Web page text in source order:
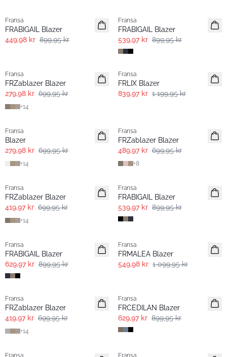
Fransa
FRABIGAIL Blazer
449,98 kr 899,95 kr
Fransa
FRABIGAIL Blazer
539,97 kr 899,95 kr
Extended size
Fransa
FRZablazer Blazer
279,98 kr 699,95 kr
+14
-30%
Fransa
FRLIX Blazer
839,97 kr 1 199,95 kr
Extended size
Fransa
Blazer
279,98 kr 699,95 kr
+14
Extended size
Fransa
FRZablazer Blazer
489,97 kr 699,95 kr
+8
Extended size
Fransa
FRZablazer Blazer
419,97 kr 699,95 kr
+14
Fransa
FRABIGAIL Blazer
539,97 kr 899,95 kr
Fransa
FRABIGAIL Blazer
629,97 kr 899,95 kr
Fransa
FRMALEA Blazer
549,98 kr 1 099,95 kr
Extended size
- 40% | Salg
Fransa
FRZablazer Blazer
419,97 kr 699,95 kr
+14
Fransa
FRCEDILAN Blazer
629,97 kr 899,95 kr
Fransa Fransa